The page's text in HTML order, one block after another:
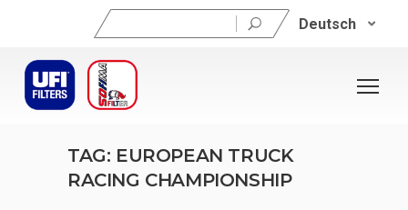
Suchen
nach:
Deutsch
TAG: EUROPEAN TRUCK
RACING CHAMPIONSHIP